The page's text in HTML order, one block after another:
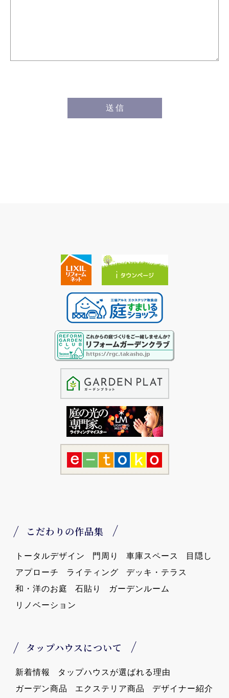
こだわりの作品集
トータルデザイン 門周り 車庫スペース
目隠し
アプローチ
ライティング
デッキ・テラス
和・洋のお庭
石貼り
ガーデンルーム
リノベーション
タップハウスについて
新着情報
タップハウスが選ばれる理由
ガーデン商品
エクステリア商品
デザイナー紹介